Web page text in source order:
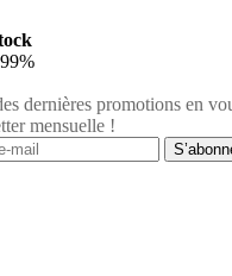
dernières promotions en
mensuelle !